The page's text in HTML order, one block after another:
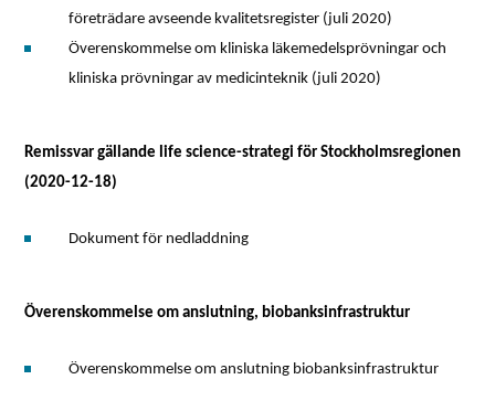
företrädare avseende kvalitetsregister (juli 2020)
Överenskommelse om kliniska läkemedelsprövningar och
kliniska prövningar av medicinteknik (juli 2020)
Remissvar gällande life science-strategi för Stockholmsregionen
(2020-12-18)
Dokument för nedladdning
Överenskommelse om anslutning, biobanksinfrastruktur
Överenskommelse om anslutning biobanksinfrastruktur